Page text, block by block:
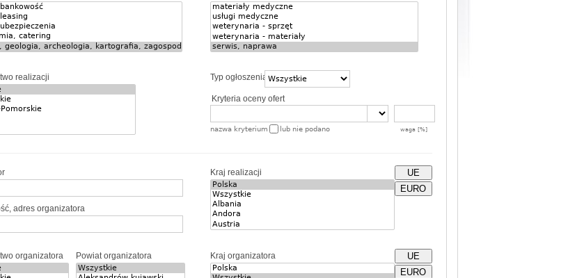
realizacji Typ ogłoszenia
Kryteria oceny ofert
nazwa kryterium waga [%]
lub nie podano
adres organizatora
Kraj realizacji
UE
EURO
organizatora Powiat organizatora Kraj organizatora
UE
EURO